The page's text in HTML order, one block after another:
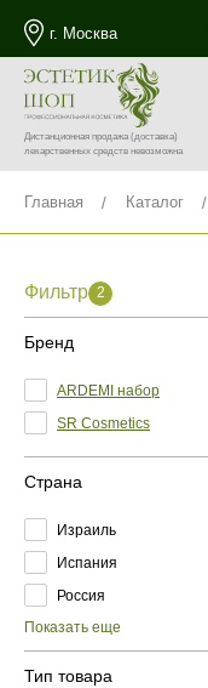
г. Москва
Дистанционная продажа(доставка)
лекарственных средств невозможна
Главная Каталог
Фильтр 2
Бренд
ARDEMI набор
SR Cosmetics
Страна
Израиль
Испания
Россия
Показать еще
Тип товара